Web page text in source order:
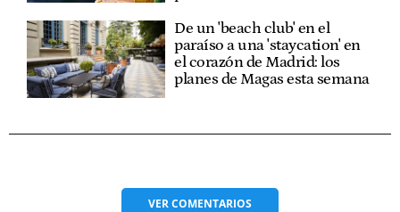
De un 'beach club' en el
paraíso a una 'staycation' en
el corazón de Madrid: los
planes de Magas esta semana
VERCOMENTARIOS